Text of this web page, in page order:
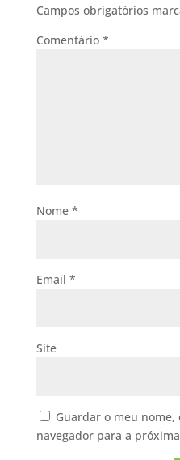
Campos obrigatórios
Comentário *
Nome *
Email *
Site
Guardar o meu
navegador para a